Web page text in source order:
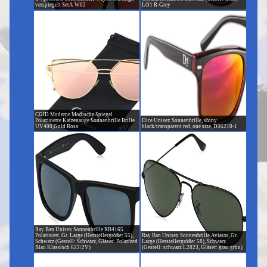
verspiegelt SetA W02
LO1 R-Grey
CGID Moderne Modische Spiegel
Polarisierte Katzenauge Sonnenbrille Brille
UV400,Gold Rosa
Dice Unisex Sonnenbrille, shiny
black/transparent red, one size, D06210-1
Ray Ban Unisex Sonnenbrille RB4165
Polarisiert, Gr. Large (Herstellergröße: 55),
Schwarz (Gestell: Schwarz, Gläser: Polarized
Blau Klassisch 622/2V)
Ray Ban Unisex Sonnenbrille Aviator, Gr.
Large (Herstellergröße: 58), Schwarz
(Gestell: schwarz L2823, Gläser: grau grün)